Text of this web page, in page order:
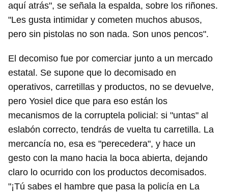
aquí atrás", se señala la espalda, sobre los riñones.
"Les gusta intimidar y cometen muchos abusos,
pero sin pistolas no son nada. Son unos pencos".
El decomiso fue por comerciar junto a un mercado
estatal. Se supone que lo decomisado en
operativos, carretillas y productos, no se devuelve,
pero Yosiel dice que para eso están los
mecanismos de la corruptela policial: si "untas" al
eslabón correcto, tendrás de vuelta tu carretilla. La
mercancía no, esa es "perecedera", y hace un
gesto con la mano hacia la boca abierta, dejando
claro lo ocurrido con los productos decomisados.
"¡Tú sabes el hambre que pasa la policía en La